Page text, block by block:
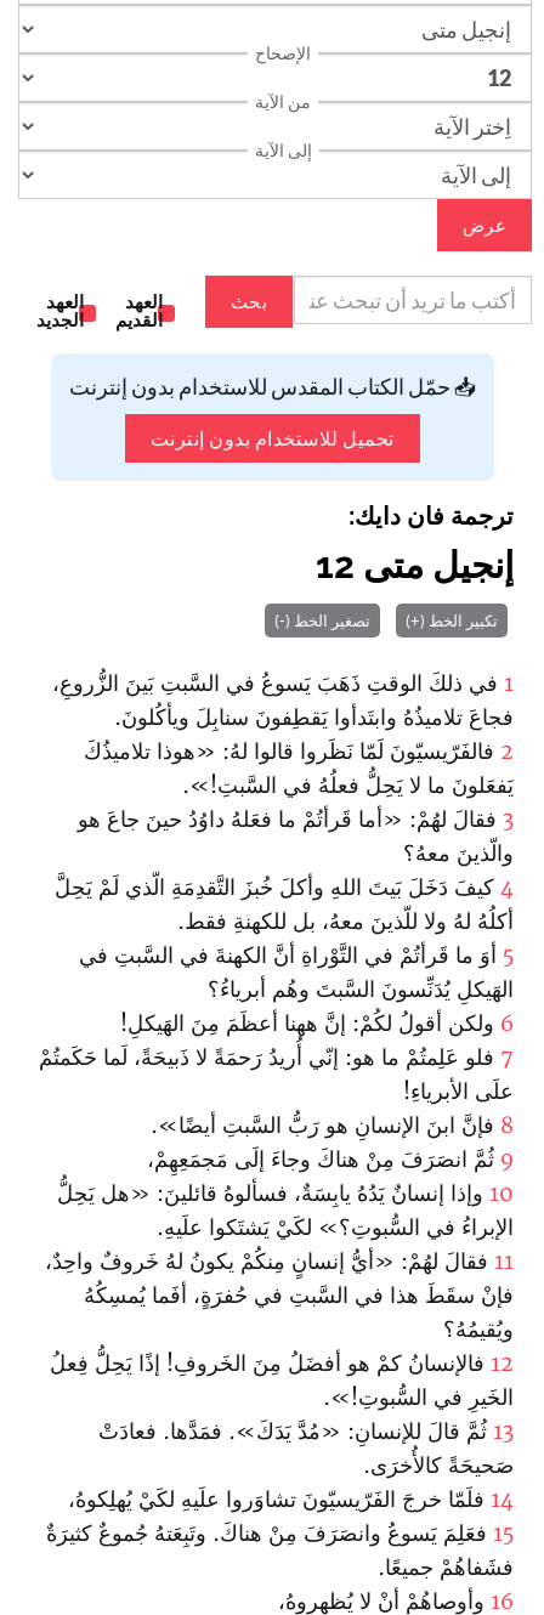
الإصحاح
من الآية
إلى الآية
عرض
بحث
العهد
القديم
العهد
الجديد
📥 حمّل الكتاب المقدس للاستخدام بدون إنترنت
تحميل للاستخدام بدون إنترنت
ترجمة فان دايك:
إنجيل متى 12
تكبير الخط (+) تصغير الخط (-)
1 في ذلكَ الوقتِ ذَهَبَ يَسوعُ في السَّبتِ بَينَ الزُّروعِ،
فجاعَ تلاميذُهُ وابتَدأوا يَقطِفونَ سنابِلَ ويأكُلونَ.
2 فالفَرّيسيّونَ لَمّا نَظَروا قالوا لهُ: «هوذا تلاميذُكَ
يَفعَلونَ ما لا يَحِلُّ فعلُهُ في السَّبتِ!».
3 فقالَ لهُمْ: «أما قَرأتُمْ ما فعَلهُ داوُدُ حينَ جاعَ هو
والّذينَ معهُ؟
4 كيفَ دَخَلَ بَيتَ اللهِ وأكلَ خُبزَ التَّقدِمَةِ الّذي لَمْ يَحِلَّ
أكلُهُ لهُ ولا للّذينَ معهُ، بل للكهنةِ فقط.
5 أوَ ما قَرأتُمْ في التَّوْراةِ أنَّ الكهنةَ في السَّبتِ في
الهَيكلِ يُدَنِّسونَ السَّبتَ وهُم أبرياءُ؟
6 ولكن أقولُ لكُمْ: إنَّ ههنا أعظَمَ مِنَ الهَيكلِ!
7 فلو عَلِمتُمْ ما هو: إنّي أُريدُ رَحمَةً لا ذَبيحَةً، لَما حَكَمتُمْ
علَى الأبرياءِ!
8 فإنَّ ابنَ الإنسانِ هو رَبُّ السَّبتِ أيضًا».
9 ثُمَّ انصَرَفَ مِنْ هناكَ وجاءَ إلَى مَجمَعِهِمْ،
10 وإذا إنسانٌ يَدُهُ يابِسَةٌ، فسألوهُ قائلينَ: «هل يَحِلُّ
الإبراءُ في السُّبوتِ؟» لكَيْ يَشتَكوا علَيهِ.
11 فقالَ لهُمْ: «أيُّ إنسانٍ مِنكُمْ يكونُ لهُ خَروفٌ واحِدٌ،
فإنْ سقَطَ هذا في السَّبتِ في حُفرَةٍ، أفَما يُمسِكُهُ
ويُقيمُهُ؟
12 فالإنسانُ كمْ هو أفضَلُ مِنَ الخَروفِ! إذًا يَحِلُّ فِعلُ
الخَيرِ في السُّبوتِ!».
13 ثُمَّ قالَ للإنسانِ: «مُدَّ يَدَكَ». فمَدَّها. فعادَتْ
صَحيحَةً كالأُخرَى.
14 فلَمّا خرجَ الفَرّيسيّونَ تشاوَروا علَيهِ لكَيْ يُهلِكوهُ،
15 فعَلِمَ يَسوعُ وانصَرَفَ مِنْ هناكَ. وتَبِعَتهُ جُموعٌ كثيرَةٌ
فشَفاهُمْ جميعًا.
16 وأوصاهُمْ أنْ لا يُظهِروهُ،